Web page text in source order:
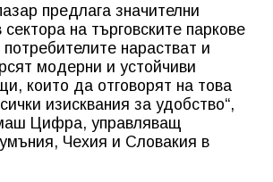
предлага значителни
на търговските паркове
нарастват и
модерни и устойчиви
които да отговорят на това
изисквания за удобство“,
Цифра, управляващ
Чехия и Словакия в